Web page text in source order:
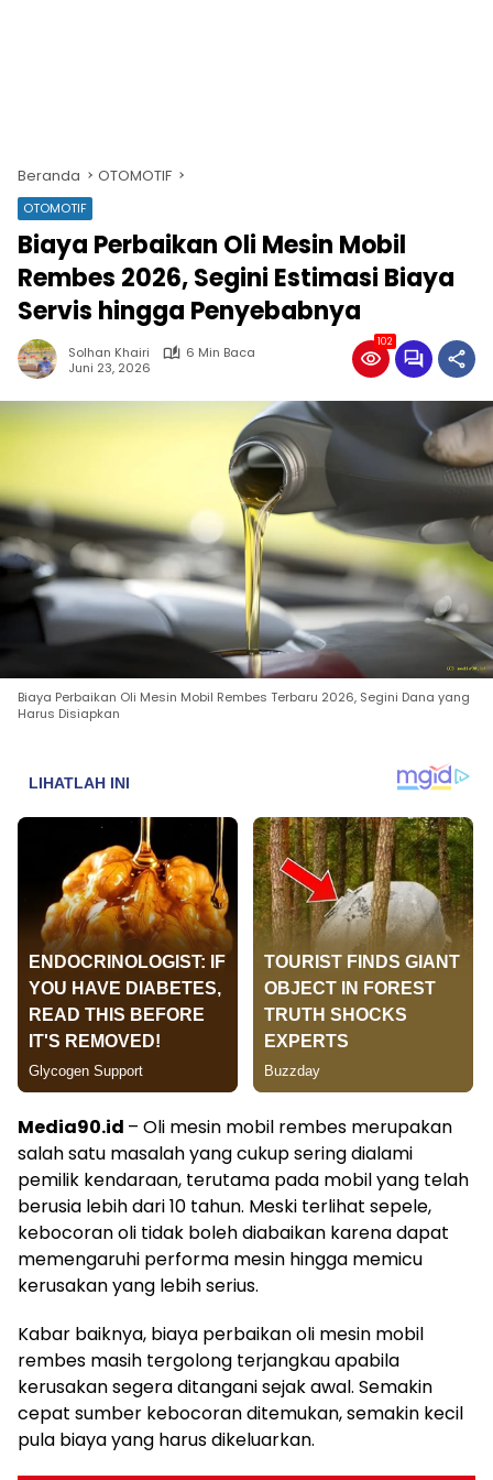
Beranda OTOMOTIF
OTOMOTIF
Biaya Perbaikan Oli Mesin Mobil
Rembes 2026, Segini Estimasi Biaya
Servis hingga Penyebabnya
Solhan Khairi
6 Min Baca
Juni 23, 2026
102
Biaya Perbaikan Oli Mesin Mobil Rembes Terbaru 2026, Segini Dana yang
Harus Disiapkan
Media90.id – Oli mesin mobil rembes merupakan
salah satu masalah yang cukup sering dialami
pemilik kendaraan, terutama pada mobil yang telah
berusia lebih dari 10 tahun. Meski terlihat sepele,
kebocoran oli tidak boleh diabaikan karena dapat
memengaruhi performa mesin hingga memicu
kerusakan yang lebih serius.
Kabar baiknya, biaya perbaikan oli mesin mobil
rembes masih tergolong terjangkau apabila
kerusakan segera ditangani sejak awal. Semakin
cepat sumber kebocoran ditemukan, semakin kecil
pula biaya yang harus dikeluarkan.